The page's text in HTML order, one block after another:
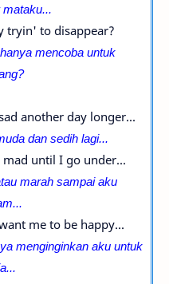
tryin' to disappear?
mencoba untuk
another day longer...
dan sedih lagi...
until I go under...
marah sampai aku
me to be happy...
menginginkan aku untuk